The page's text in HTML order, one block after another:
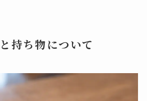
持ち物について